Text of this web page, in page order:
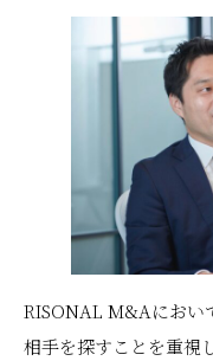
RISONAL M&Aにおい
相手を探すことを重視